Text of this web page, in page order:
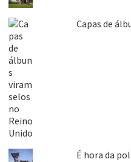
Capas de
É hora da